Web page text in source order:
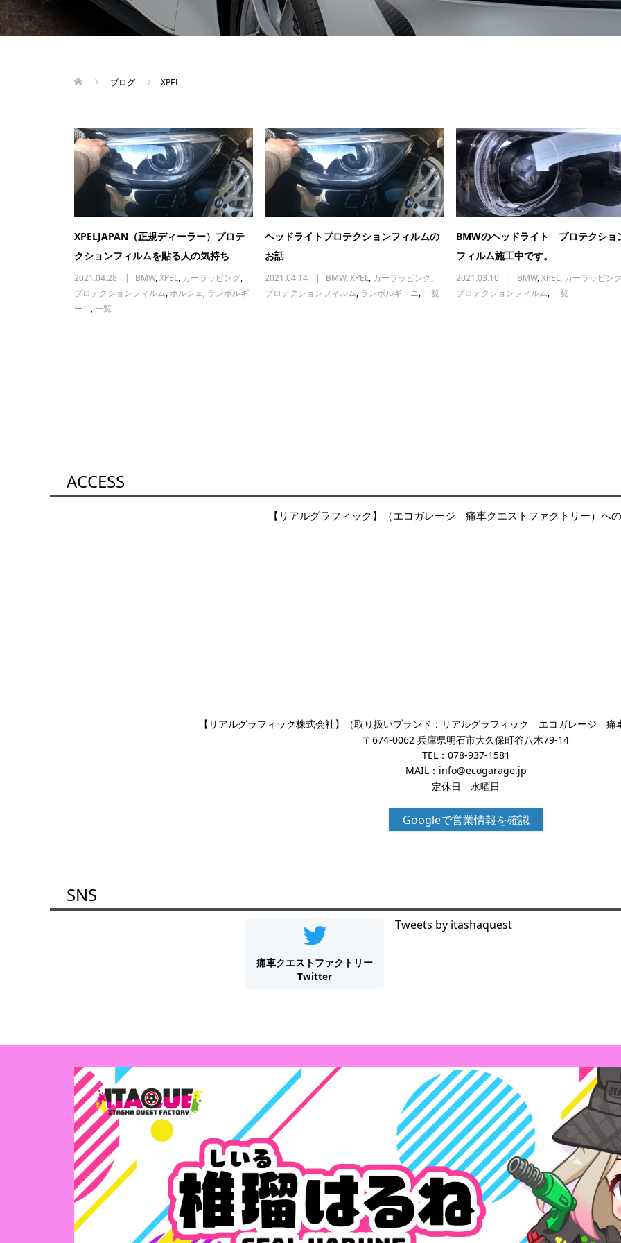
ブログ XPEL
XPELJAPAN（正規ディーラー）プロテ
クションフィルムを貼る人の気持ち
2021.04.28 BMW,XPEL, カーラッピング,
プロテクションフィルム,ポルシェ, ランボルギ
ーニ,一覧
ヘッドライトプロテクションフィルムの
お話
2021.04.14 BMW,XPEL, カーラッピング,
プロテクションフィルム, ランボルギーニ,一覧
BMWのヘッドライト プロテクショ
フィルム施工中です。
2021.03.10 BMW,XPEL, カーラッピン
プロテクションフィルム,一覧
ACCESS
【リアルグラフィック】（エコガレージ 痛車クエストファクトリー）へ
【リアルグラフィック株式会社】（取り扱いブランド：リアルグラフィック エコガレージ 痛
〒674-0062 兵庫県明石市大久保町谷八木79-14
TEL： 078-937-1581
MAIL： info@ecogarage.jp
定休日 水曜日
Googleで営業情報を確認
SNS
痛車クエストファクトリー
Twitter
Tweets by itashaquest